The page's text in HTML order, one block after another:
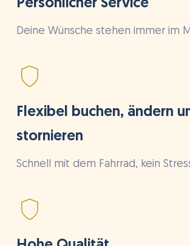
Persönlicher Service
Deine Wünsche stehen immer im
Flexibel buchen, ändern
stornieren
Schnell mit dem Fahrrad, kein